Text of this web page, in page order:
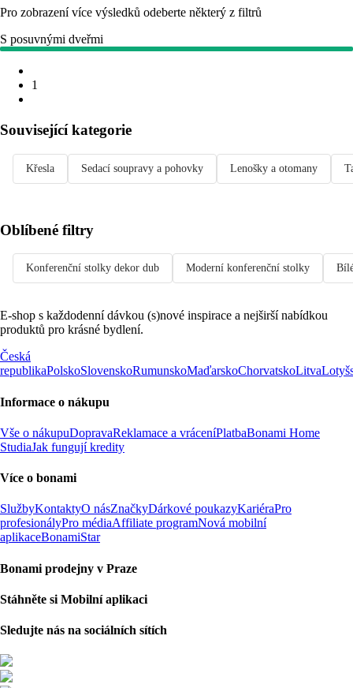
Pro zobrazení více výsledků odeberte některý z filtrů
S posuvnými dveřmi
1
Související kategorie
Křesla Sedací soupravy a pohovky Lenošky a otomany
Oblíbené filtry
Konferenční stolky dekor dub Moderní konferenční stolky
E-shop s každodenní dávkou (s)nové inspirace a nejširší nabídkou
produktů pro krásné bydlení.
Česká
republikaPolskoSlovenskoRumunskoMaďarskoChorvatskoLitva
Informace o nákupu
Vše o nákupuDopravaReklamace a vráceníPlatbaBonami Home
StudiaJak fungují kredity
Více o bonami
SlužbyKontaktyO násZnačkyDárkové poukazyKariéraPro
profesionályPro médiaAffiliate programNová mobilní
aplikaceBonamiStar
Bonami prodejny v Praze
Stáhněte si Mobilní aplikaci
Sledujte nás na sociálních sítích